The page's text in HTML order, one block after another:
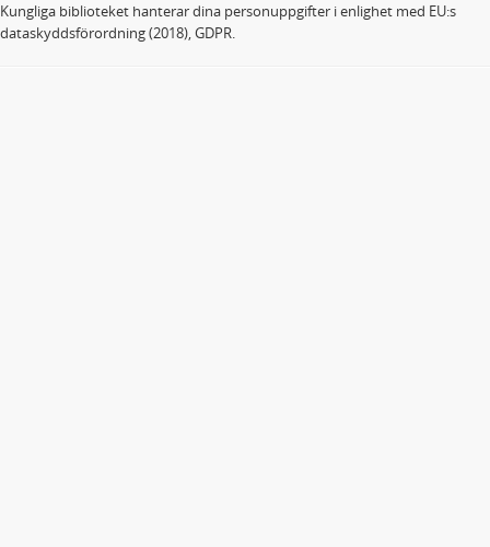
Kungliga biblioteket hanterar dina personuppgifter i enlighet med EU:s
dataskyddsförordning (2018), GDPR.